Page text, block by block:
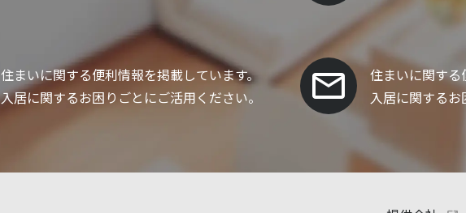
住まいに関する便利情報を掲載しています。
入居に関するお困りごとにご活用ください。
住まいに関する
入居に関する